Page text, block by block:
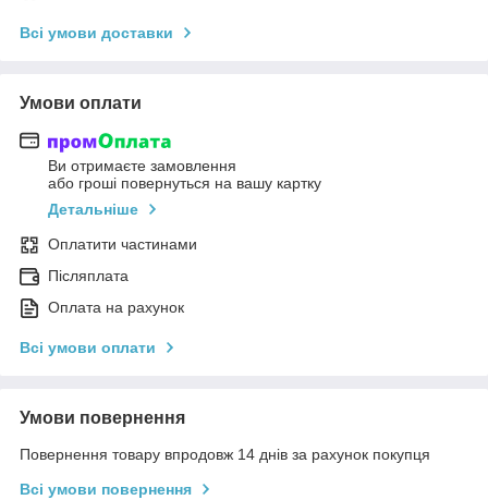
Всі умови доставки
Умови оплати
Ви отримаєте замовлення
або гроші повернуться на вашу картку
Детальніше
Оплатити частинами
Післяплата
Оплата на рахунок
Всі умови оплати
Умови повернення
Повернення товару впродовж 14 днів за рахунок покупця
Всі умови повернення